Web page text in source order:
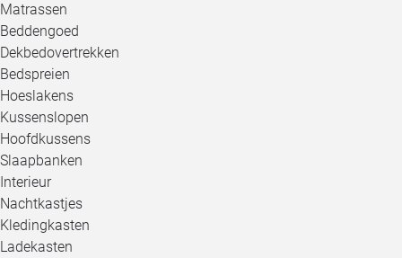
Matrassen
Beddengoed
Dekbedovertrekken
Bedspreien
Hoeslakens
Kussenslopen
Hoofdkussens
Slaapbanken
Interieur
Nachtkastjes
Kledingkasten
Ladekasten